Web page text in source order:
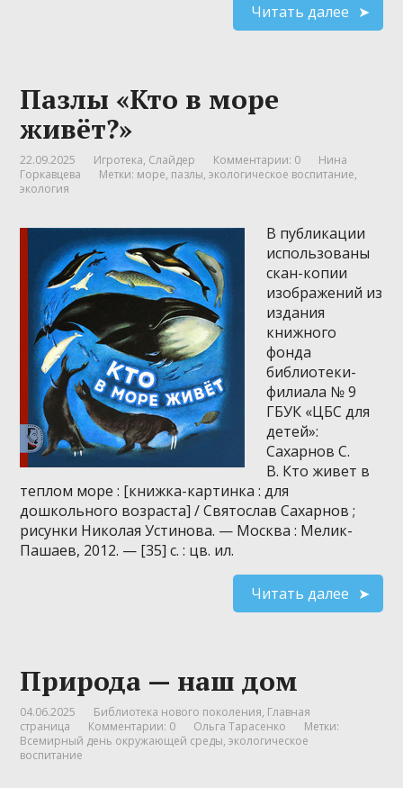
Читать далее
Пазлы «Кто в море
живёт?»
22.09.2025 Игротека, Слайдер Комментарии: 0
Нина
Горкавцева
Метки: море, пазлы,экологическое воспитание,
экология
В публикации
использованы
скан-копии
изображений из
издания
книжного
фонда
библиотеки-
филиала № 9
ГБУК «ЦБС для
детей»:
Сахарнов С.
В. Кто живет в
теплом море : [книжка-картинка : для
дошкольного возраста] / Святослав Сахарнов ;
рисунки Николая Устинова. — Москва : Мелик-
Пашаев, 2012. — [35] с. : цв. ил.
Читать далее
Природа — наш дом
04.06.2025 Библиотека нового поколения, Главная
страница
Комментарии: 0 Ольга Тарасенко
Метки:
Всемирный день окружающей среды,экологическое
воспитание